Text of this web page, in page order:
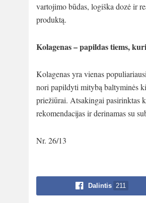
vartojimo būdas, logiška dozė ir
produktą.
Kolagenas – papildas tiems,
Kolagenasyra vienas
nori papildyti mitybą baltyminės
priežiūrai. Atsakingai pasirinktas
rekomendacijas ir derinamas su
Nr. 26/13
Dalintis 211